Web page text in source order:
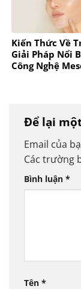
Kiến Thức Về
Giải Pháp Nổi
Công Nghệ
Để lại
Email của
Các trường
Bình luận *
Tên *